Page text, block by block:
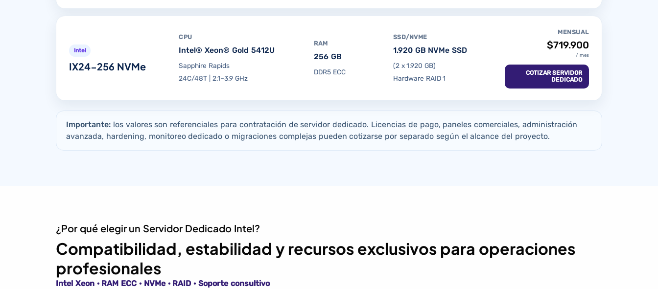
Intel
IX24-256 NVMe
CPU
Intel® Xeon® Gold 5412U
Sapphire Rapids
24C/48T | 2.1–3.9 GHz
RAM
256 GB
DDR5 ECC
SSD/NVME
1.920 GB NVMe SSD
(2 x 1.920 GB)
Hardware RAID 1
MENSUAL
$719.900
/ mes
COTIZAR SERVIDOR
DEDICADO
Importante: los valores son referenciales para contratación de servidor dedicado. Licencias de pago, paneles comerciales, administración
avanzada, hardening, monitoreo dedicado o migraciones complejas pueden cotizarse por separado según el alcance del proyecto.
¿Por qué elegir un Servidor Dedicado Intel?
Compatibilidad, estabilidad y recursos exclusivos para operaciones
profesionales
Intel Xeon · RAM ECC · NVMe · RAID · Soporte consultivo